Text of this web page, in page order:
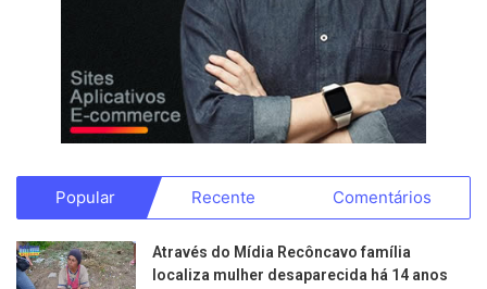
Popular Recente Comentários
Através do Mídia Recôncavo família
localiza mulher desaparecida há 14 anos